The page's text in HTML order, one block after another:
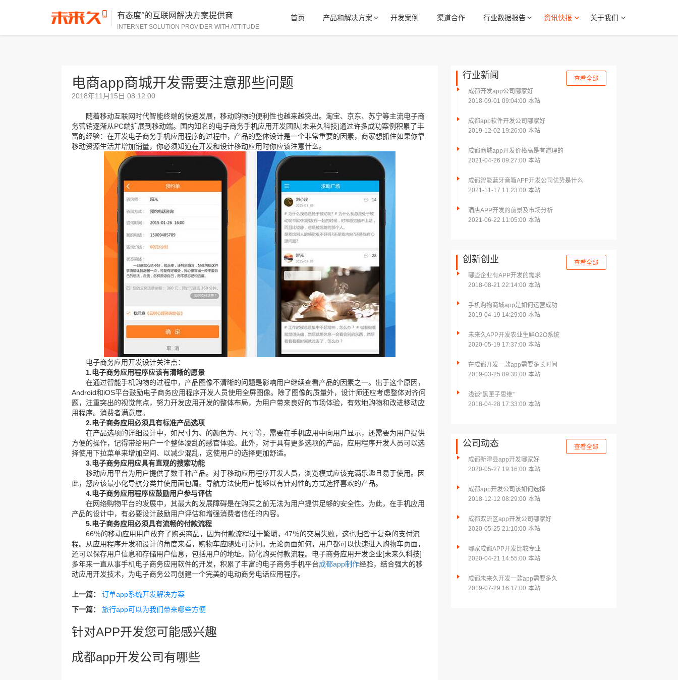
有态度°的互联网解决方案提供商
INTERNET SOLUTION PROVIDER WITH ATTITUDE
首页 产品和解决方案 开发案例 渠道合作 行业数据报告 资讯快报 关于我们
电商app商城开发需要注意那些问题
2018年11月15日 08:12:00
随着移动互联网时代智能终端的快速发展，移动购物的便利性也越来越突出。淘宝、京东、苏宁等主流电子商
务营销逐渐从PC端扩展到移动端。国内知名的电子商务手机应用开发团队[未来久科技]通过许多成功案例积累了丰
富的经验：在开发电子商务手机应用程序的过程中，产品的整体设计是一个非常重要的因素，商家想抓住如果你靠
移动资源生活并增加销量，你必须知道在开发和设计移动应用时你应该注意什么。
电子商务应用开发设计关注点：
1.电子商务应用程序应该有清晰的愿景
在通过智能手机购物的过程中，产品图像不清晰的问题是影响用户继续查看产品的因素之一。出于这个原因，
Android和iOS平台鼓励电子商务应用程序开发人员使用全屏图像。除了图像的质量外，设计师还应考虑整体对齐问
题，注重突出的视觉焦点，努力开发应用开发的整体布局，为用户带来良好的市场体验，有效地购物和改进移动应
用程序。消费者满意度。
2.电子商务应用必须具有标准产品选项
在产品选项的详细设计中，如尺寸为、的颜色为、尺寸等，需要在手机应用中向用户显示，还需要为用户提供
方便的操作，记得带给用户一个整体凌乱的感官体验。此外，对于具有更多选项的产品，应用程序开发人员可以选
择使用下拉菜单来增加空间、以减少混乱，这使用户的选择更加舒适。
3.电子商务应用应具有直观的搜索功能
移动应用平台为用户提供了数千种产品。对于移动应用程序开发人员，浏览模式应该充满乐趣且易于使用。因
此，您应该最小化导航分类并使用面包屑。导航方法使用户能够以有针对性的方式选择喜欢的产品。
4.电子商务应用程序应鼓励用户参与评估
在网络购物平台的发展中，其最大的发展障碍是在购买之前无法为用户提供足够的安全性。为此，在手机应用
产品的设计中，有必要设计鼓励用户评估和增强消费者信任的内容。
5.电子商务应用必须具有流畅的付款流程
66％的移动应用用户放弃了购买商品，因为付款流程过于繁琐，47％的交易失败，这也归咎于复杂的支付流
程。从应用程序开发和设计的角度来看，购物车应随处可访问。无论页面如何，用户都可以快速进入购物车页面，
还可以保存用户信息和存储用户信息，包括用户的地址。简化购买付款流程。电子商务应用开发企业[未来久科技]
多年来一直从事手机电子商务应用软件的开发，积累了丰富的电子商务手机平台成都app制作经验，结合强大的移
动应用开发技术，为电子商务公司创建一个完美的电动商务电话应用程序。
上一篇：
订单app系统开发解决方案
下一篇：
旅行app可以为我们带来哪些方便
针对APP开发您可能感兴趣
成都app开发公司有哪些
行业新闻
查看全部
成都开发app公司哪家好
2018-09-01 09:04:00 本站
成都app软件开发公司哪家好
2019-12-02 19:26:00 本站
成都商城app开发价格高是有道理的
2021-04-26 09:27:00 本站
成都智能蓝牙音箱APP开发公司优势是什么
2021-11-17 11:23:00 本站
酒店APP开发的前景及市场分析
2021-06-22 11:05:00 本站
创新创业
查看全部
哪些企业有APP开发的需求
2018-08-21 22:14:00 本站
手机购物商城app是如何运营成功
2019-04-19 14:29:00 本站
未来久APP开发农业生鲜O2O系统
2020-05-19 17:37:00 本站
在成都开发一款app需要多长时间
2019-03-25 09:30:00 本站
浅谈“黑匣子思维”
2018-04-28 17:33:00 本站
公司动态
查看全部
成都新津县app开发哪家好
2020-05-27 19:16:00 本站
成都app开发公司该如何选择
2018-12-12 08:29:00 本站
成都双流区app开发公司哪家好
2020-05-25 21:10:00 本站
哪家成都APP开发比较专业
2020-04-21 14:55:00 本站
成都未来久开发一款app需要多久
2019-07-29 16:17:00 本站